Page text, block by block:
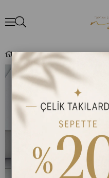
Baget Çelik Kolye ve Küpe (Gümüş) 0106336-1